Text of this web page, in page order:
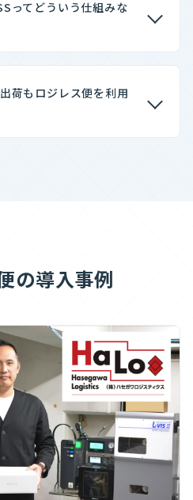
ってどういう仕組みな
荷もロジレス便を利用
の導入事例